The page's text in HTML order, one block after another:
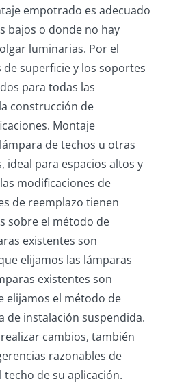
empotrado es adecuado
bajos o donde no hay
luminarias. Por el
superficie y los soportes
para todas las
construcción de
Montaje
de techos u otras
ideal para espacios altos y
modificaciones de
de reemplazo tienen
sobre el método de
existentes son
elijamos las lámparas
existentes son
elijamos el método de
de instalación suspendida.
cambios, también
razonables de
de su aplicación.